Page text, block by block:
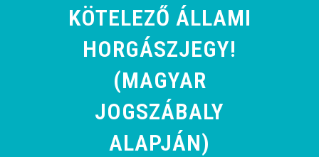
KÖTELEZŐ ÁLLAMI
HORGÁSZJEGY!
(MAGYAR
JOGSZÁBALY
ALAPJÁN)